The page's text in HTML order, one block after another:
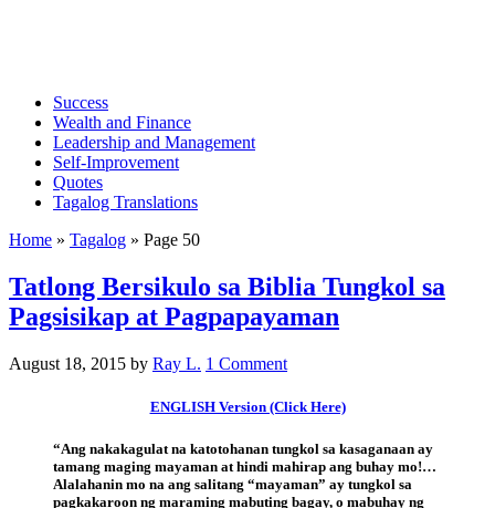
Success
Wealth and Finance
Leadership and Management
Self-Improvement
Quotes
Tagalog Translations
Home » Tagalog » Page 50
Tatlong Bersikulo sa Biblia Tungkol sa
Pagsisikap at Pagpapayaman
August 18, 2015 by Ray L. 1 Comment
ENGLISH Version (Click Here)
“Ang nakakagulat na katotohanan tungkol sa kasaganaan ay
tamang maging mayaman at hindi mahirap ang buhay mo!…
Alalahanin mo na ang salitang “mayaman” ay tungkol sa
pagkakaroon ng maraming mabuting bagay, o mabuhay ng